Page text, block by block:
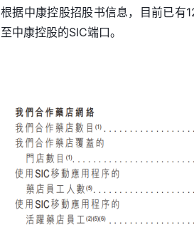
根据中康控股招股书信息，目前已
至中康控股的SIC端口。